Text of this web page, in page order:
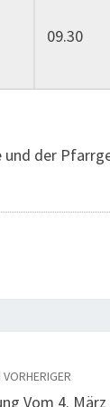
09.30
und der
VORHERIGER
Vom 4. März